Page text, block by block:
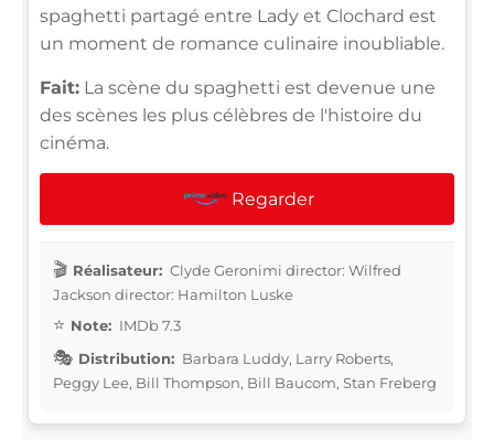
spaghetti partagé entre Lady et Clochard est
un moment de romance culinaire inoubliable.
Fait: La scène du spaghetti est devenue une
des scènes les plus célèbres de l'histoire du
cinéma.
Regarder
Réalisateur: Clyde Geronimi director: Wilfred
Jackson director: Hamilton Luske
Note: IMDb 7.3
Distribution: Barbara Luddy, Larry Roberts,
Peggy Lee, Bill Thompson, Bill Baucom, Stan Freberg